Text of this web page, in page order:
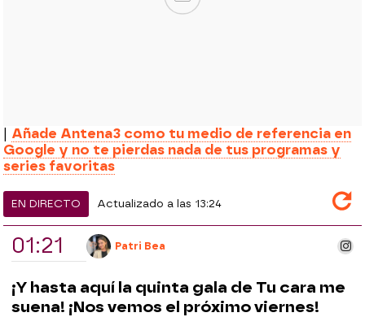
Añade Antena3 como tu medio de referencia en
Google y no te pierdas nada de tus programas y
series favoritas
EN DIRECTO Actualizado a las 13:24
01:21 Patri Bea
¡Y hasta aquí la quinta gala de Tu cara me
suena! ¡Nos vemos el próximo viernes!